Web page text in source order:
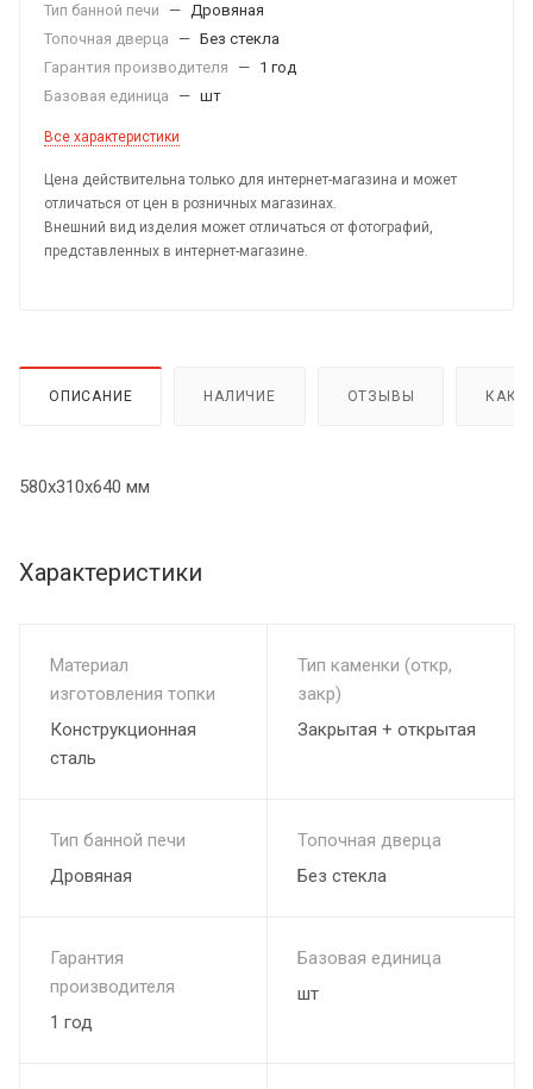
Тип банной печи
— Дровяная
Топочная дверца
— Без стекла
Гарантия производителя
— 1 год
Базовая единица
— шт
Все характеристики
Цена действительна только для интернет-магазина и может
отличаться от цен в розничных магазинах.
Внешний вид изделия может отличаться от фотографий,
представленных в интернет-магазине.
ОПИСАНИЕ НАЛИЧИЕ ОТЗЫВЫ КАК
580х310х640 мм
Характеристики
Материал
изготовления топки
Конструкционная
сталь
Тип каменки (откр,
закр)
Закрытая + открытая
Тип банной печи
Дровяная
Топочная дверца
Без стекла
Гарантия
производителя
1 год
Базовая единица
шт